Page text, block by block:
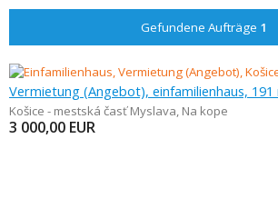
Gefundene Aufträge 1
Vermietung (Angebot), einfamilienhaus, 191
Košice - mestská časť Myslava, Na kope
3 000,00 EUR